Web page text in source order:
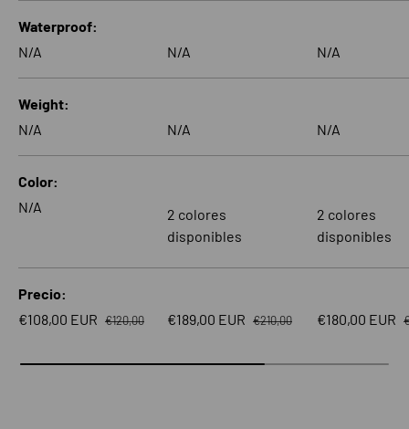
Waterproof
N/A
N/A N/A
Weight
N/A
N/A N/A
Color
N/A
2 colores
disponibles
2 colores
disponibles
Precio
Precio de venta
€108,00 EUR Precio normal
€120,00 Precio de venta
€189,00 EUR Precio normal
€210,00 Precio de
€180,00 EUR